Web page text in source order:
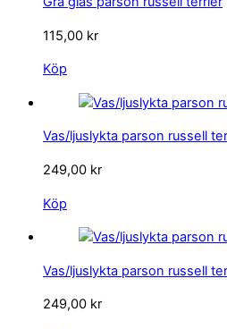
115,00 kr
Köp
Vas/ljuslykta parson russell
249,00 kr
Köp
Vas/ljuslykta parson russell
249,00 kr